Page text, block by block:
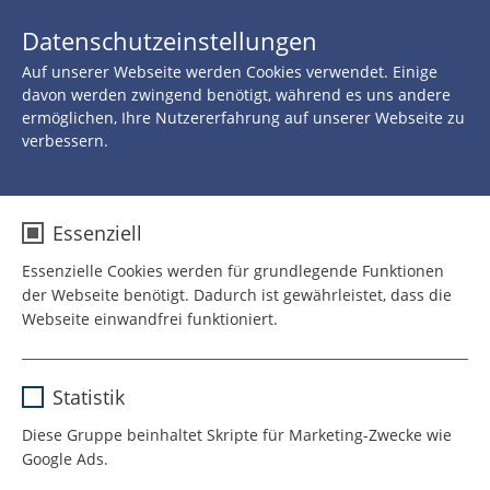
Zurück zu allen Neuigkeiten
19.JULI 2021
ROTE NASEN trainieren
im nationalen Workshop
Clownerie muss geübt
werden!
ROTE NASEN bilden sich fort, auch
Datenschutzeinstellungen
Auf unserer Webseite werden Cookies verwendet. Einige
davon werden zwingend benötigt, während es uns andere
ermöglichen, Ihre Nutzererfahrung auf unserer Webseite zu
verbessern.
Essenziell
Essenzielle Cookies werden für grundlegende Funktionen
der Webseite benötigt. Dadurch ist gewährleistet, dass die
Webseite einwandfrei funktioniert.
Laufzeit
Statistik
Diese Gruppe beinhaltet Skripte für Marketing-Zwecke wie
Google Ads.